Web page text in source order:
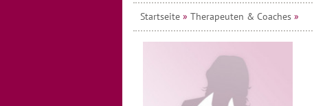
Startseite » Therapeuten & Coaches »